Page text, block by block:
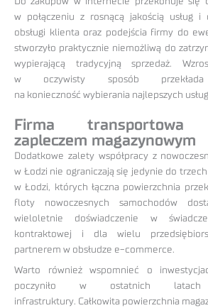
w połączeniu z rosnącą jakością usług i
obsługi klienta oraz podejścia firmy do
stworzyło praktycznie niemożliwą do
wypierającą tradycyjną sprzedaż.
w oczywisty sposób
na konieczność wybierania najlepszych
Firma
zapleczem magazynowym
Dodatkowe zalety współpracy z
w Łodzi nie ograniczają się jedynie do
w Łodzi, których łączna powierzchnia
floty nowoczesnych samochodów
wieloletnie doświadczenie w
kontraktowej i dla wielu
partnerem w obsłudze e-commerce.
Warto również wspomnieć o
poczyniło w ostatnich
infrastruktury. Całkowita powierzchnia